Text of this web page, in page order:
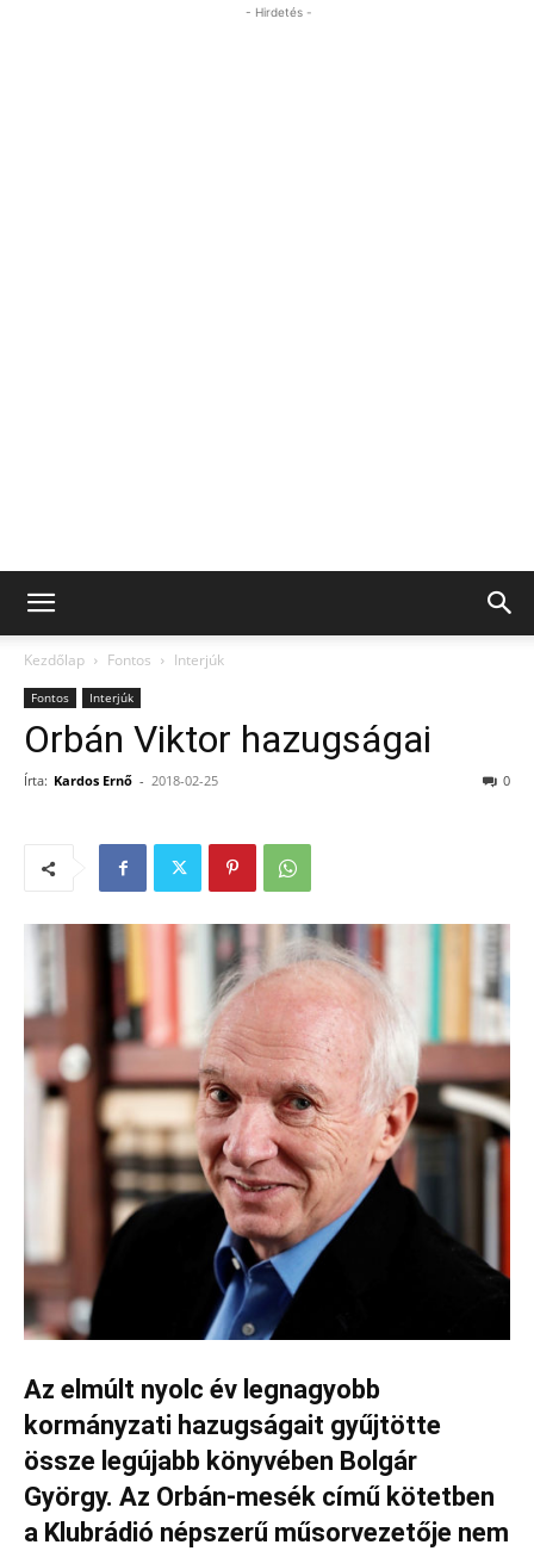
- Hirdetés -
Kezdőlap Fontos Interjúk
Fontos Interjúk
Orbán Viktor hazugságai
Írta: Kardos Ernő - 2018-02-25 0
Az elmúlt nyolc év legnagyobb
kormányzati hazugságait gyűjtötte
össze legújabb könyvében Bolgár
György. Az Orbán-mesék című kötetben
a Klubrádió népszerű műsorvezetője nem